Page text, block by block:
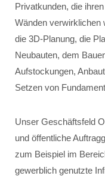
Privatkunden, die
Wänden verwirklichen
die 3D-Planung, die
Neubauten, dem
Aufstockungen,
Setzen von
Unser Geschäftsfeld
und öffentliche
zum Beispiel im
gewerblich genutzte